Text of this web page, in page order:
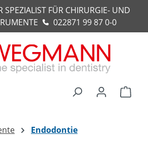
SPEZIALIST FÜR CHIRURGIE- UND
022871 99 87 0-0
Endodontie